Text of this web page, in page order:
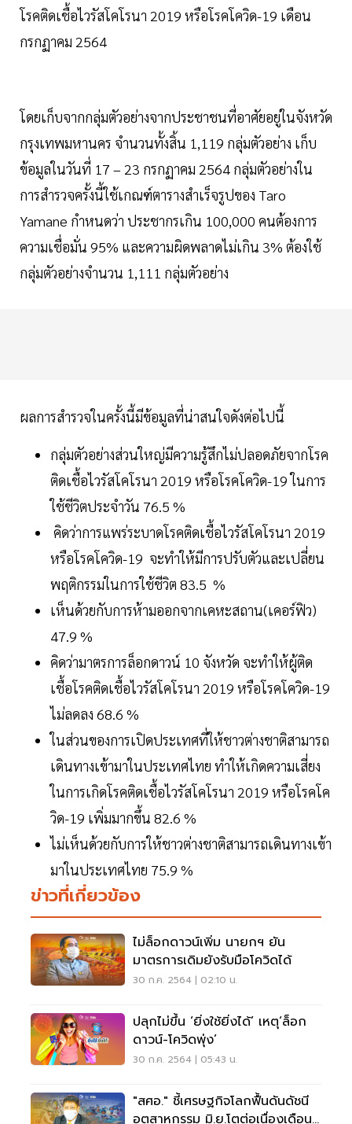
โรคติดเชื้อไวรัสโคโรนา 2019 หรือโรคโควิด-19 เดือน
กรกฏาคม 2564
โดยเก็บจากกลุ่มตัวอย่างจากประชาชนที่อาศัยอยู่ในจังหวัด
กรุงเทพมหานคร จำนวนทั้งสิ้น 1,119 กลุ่มตัวอย่าง เก็บ
ข้อมูลในวันที่ 17 – 23 กรกฏาคม 2564 กลุ่มตัวอย่างใน
การสำรวจครั้งนี้ใช้เกณฑ์ตารางสำเร็จรูปของ Taro
Yamane กำหนดว่า ประชากรเกิน 100,000 คนต้องการ
ความเชื่อมั่น 95% และความผิดพลาดไม่เกิน 3% ต้องใช้
กลุ่มตัวอย่างจำนวน 1,111 กลุ่มตัวอย่าง
ผลการสำรวจในครั้งนี้มีข้อมูลที่น่าสนใจดังต่อไปนี้
กลุ่มตัวอย่างส่วนใหญ่มีความรู้สึกไม่ปลอดภัยจากโรค
ติดเชื้อไวรัสโคโรนา 2019 หรือโรคโควิด-19 ในการ
ใช้ชีวิตประจำวัน 76.5 %
คิดว่าการแพร่ระบาดโรคติดเชื้อไวรัสโคโรนา 2019
หรือโรคโควิด-19 จะทำให้มีการปรับตัวและเปลี่ยน
พฤติกรรมในการใช้ชีวิต 83.5 %
เห็นด้วยกับการห้ามออกจากเคหะสถาน(เคอร์ฟิว)
47.9 %
คิดว่ามาตรการล็อกดาวน์ 10 จังหวัด จะทำให้ผู้ติด
เชื้อโรคติดเชื้อไวรัสโคโรนา 2019 หรือโรคโควิด-19
ไม่ลดลง 68.6 %
ในส่วนของการเปิดประเทศที่ให้ชาวต่างชาติสามารถ
เดินทางเข้ามาในประเทศไทย ทำให้เกิดความเสี่ยง
ในการเกิดโรคติดเชื้อไวรัสโคโรนา 2019 หรือโรคโค
วิด-19 เพิ่มมากขึ้น 82.6 %
ไม่เห็นด้วยกับการให้ชาวต่างชาติสามารถเดินทางเข้า
มาในประเทศไทย 75.9 %
ข่าวที่เกี่ยวข้อง
ไม่ล็อกดาวน์เพิ่ม นายกฯ ยัน
มาตรการเดิมยังรับมือโควิดได้
30 ก.ค. 2564 | 02:10 น.
ปลุกไม่ขึ้น ‘ยิ่งใช้ยิ่งได้’ เหตุ‘ล็อก
ดาวน์-โควิดพุ่ง’
30 ก.ค. 2564 | 05:43 น.
"สศอ." ชี้เศรษฐกิจโลกฟื้นดันดัชนี
อุตสาหกรรม มิ.ย.โตต่อเนื่องเดือนที่